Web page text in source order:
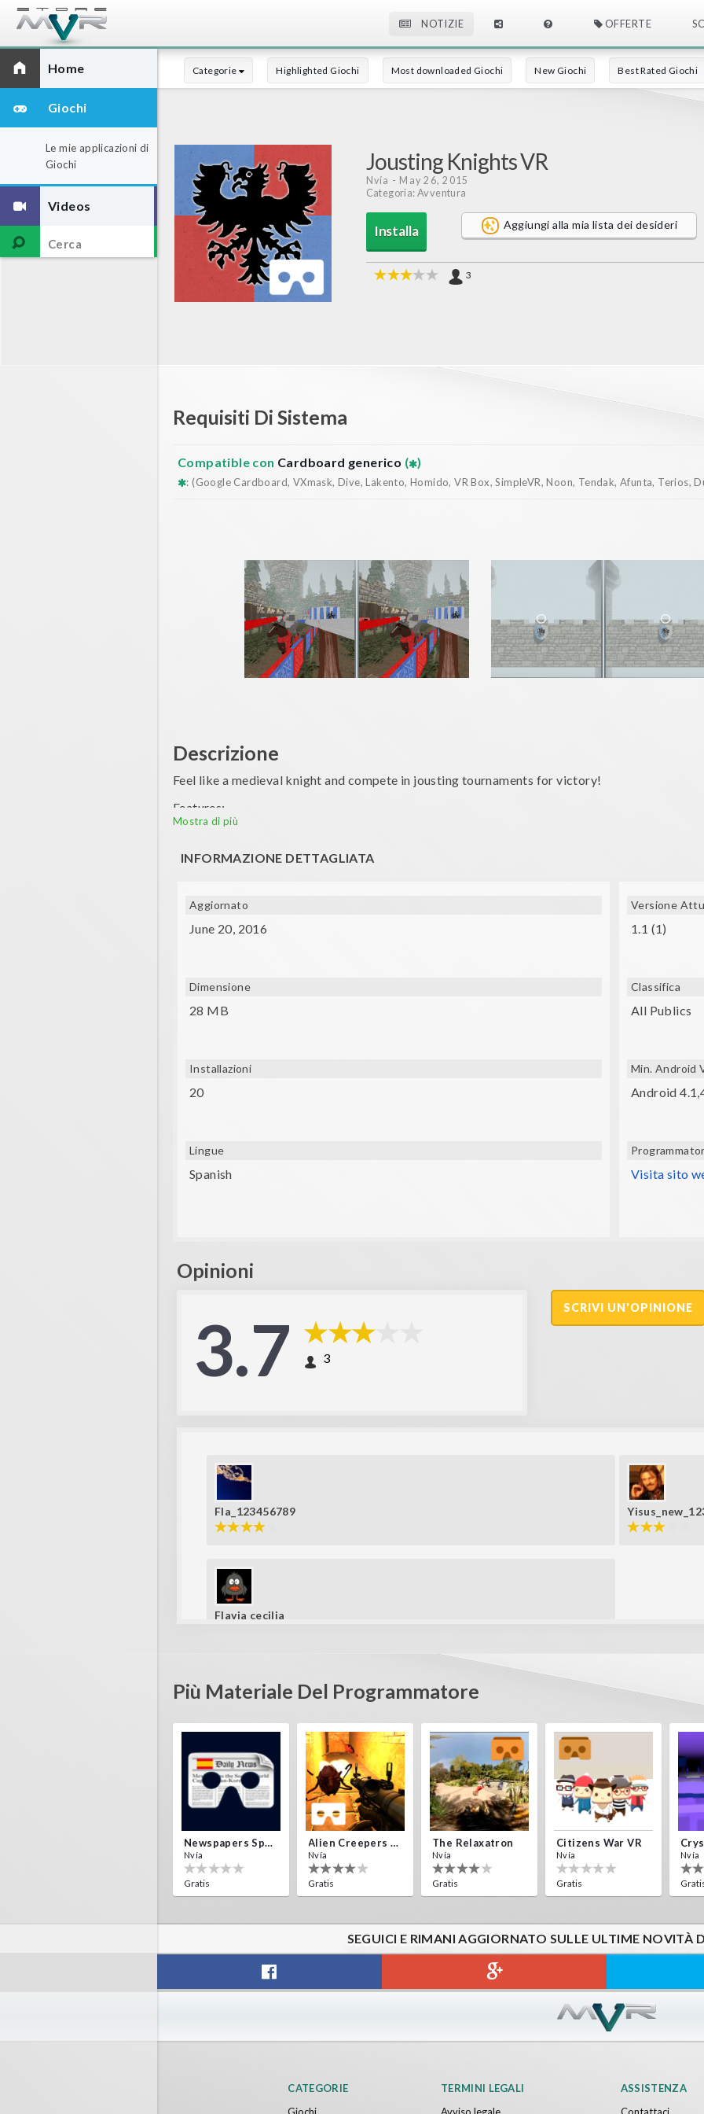
NOTIZIE OFFERTE
Home
Giochi
Le mie applicazioni di
Giochi
Videos
Categorie Highlighted Giochi Most downloaded Giochi New Giochi Best Rated Giochi
Jousting Knights VR
Nvía - May 26, 2015
Categoria: Avventura
Installa Aggiungi alla mia lista dei desideri
3
Requisiti Di Sistema
Compatible con Cardboard generico ( )
: (Google Cardboard, VXmask, Dive, Lakento, Homido, VR Box, SimpleVR, Noon, Tendak, Afunta, Terios,
Descrizione
Feel like a medieval knight and compete in jousting tournaments for victory!
Features:
- Control the joust with your mobile phone and your virtual reality glasses.
Mostra di più
INFORMAZIONE DETTAGLIATA
Aggiornato
June 20, 2016
Dimensione
28 MB
Installazioni
20
Lingue
Spanish
Versione
1.1 (1)
Classifica
All Publics
Min. Android
Android
Visita sito
Opinioni
3.7 3
SCRIVI UN'OPINIONE
Fla_123456789
Flavia cecilia
Più Materiale Del Programmatore
Newspapers Spain VR
Nvía
Gratis
Alien Creepers VR
Nvía
Gratis
The Relaxatron
Nvía
Gratis
Citizens War VR
Nvía
Gratis
Nvía
SEGUICI E RIMANI AGGIORNATO SULLE ULTIME NOVITÀ
CATEGORIE
TERMINI LEGALI
ASSISTENZA